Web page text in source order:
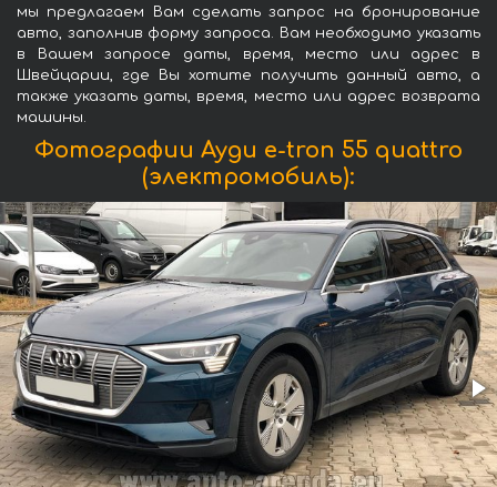
мы предлагаем Вам сделать запрос на бронирование
авто, заполнив форму запроса. Вам необходимо указать
в Вашем запросе даты, время, место или адрес в
Швейцарии, где Вы хотите получить данный авто, а
также указать даты, время, место или адрес возврата
машины.
Фотографии Ауди e-tron 55 quattro
(электромобиль):